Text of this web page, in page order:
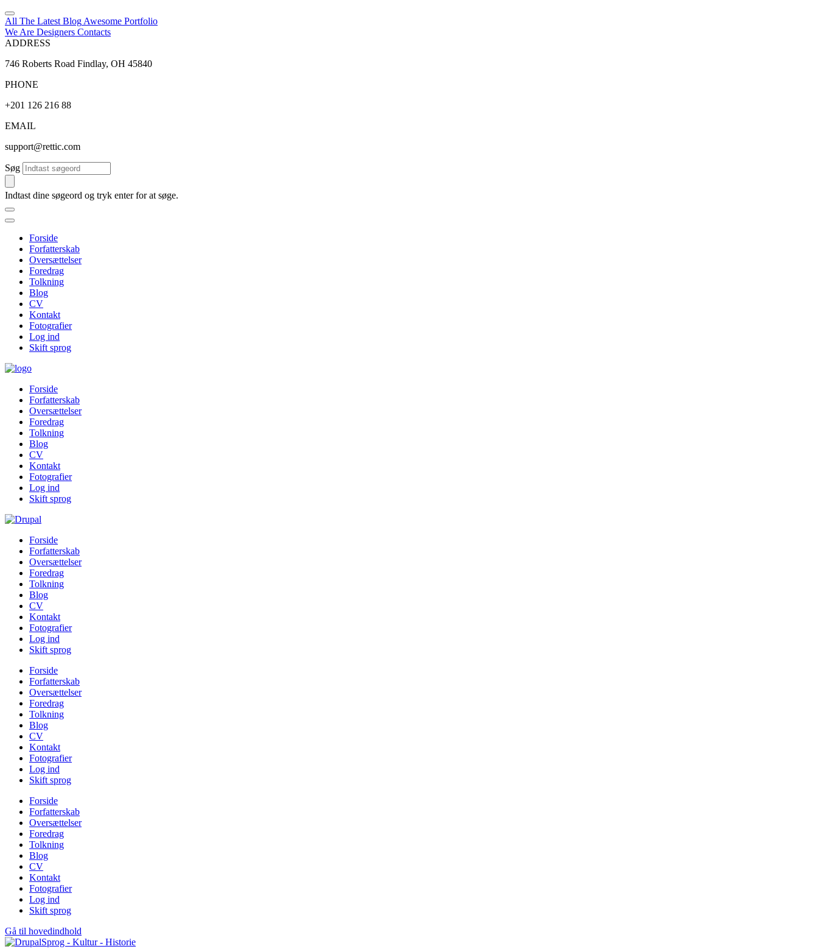
All The Latest Blog Awesome Portfolio
We Are Designers Contacts
ADDRESS
746 Roberts Road Findlay, OH 45840
PHONE
+201 126 216 88
EMAIL
support@rettic.com
Søg
Indtast dine søgeord og tryk enter for at søge.
Forside
Forfatterskab
Oversættelser
Foredrag
Tolkning
Blog
CV
Kontakt
Fotografier
Log ind
Skift sprog
Forside
Forfatterskab
Oversættelser
Foredrag
Tolkning
Blog
CV
Kontakt
Fotografier
Log ind
Skift sprog
Forside
Forfatterskab
Oversættelser
Foredrag
Tolkning
Blog
CV
Kontakt
Fotografier
Log ind
Skift sprog
Forside
Forfatterskab
Oversættelser
Foredrag
Tolkning
Blog
CV
Kontakt
Fotografier
Log ind
Skift sprog
Forside
Forfatterskab
Oversættelser
Foredrag
Tolkning
Blog
CV
Kontakt
Fotografier
Log ind
Skift sprog
Gå til hovedindhold
Sprog - Kultur - Historie